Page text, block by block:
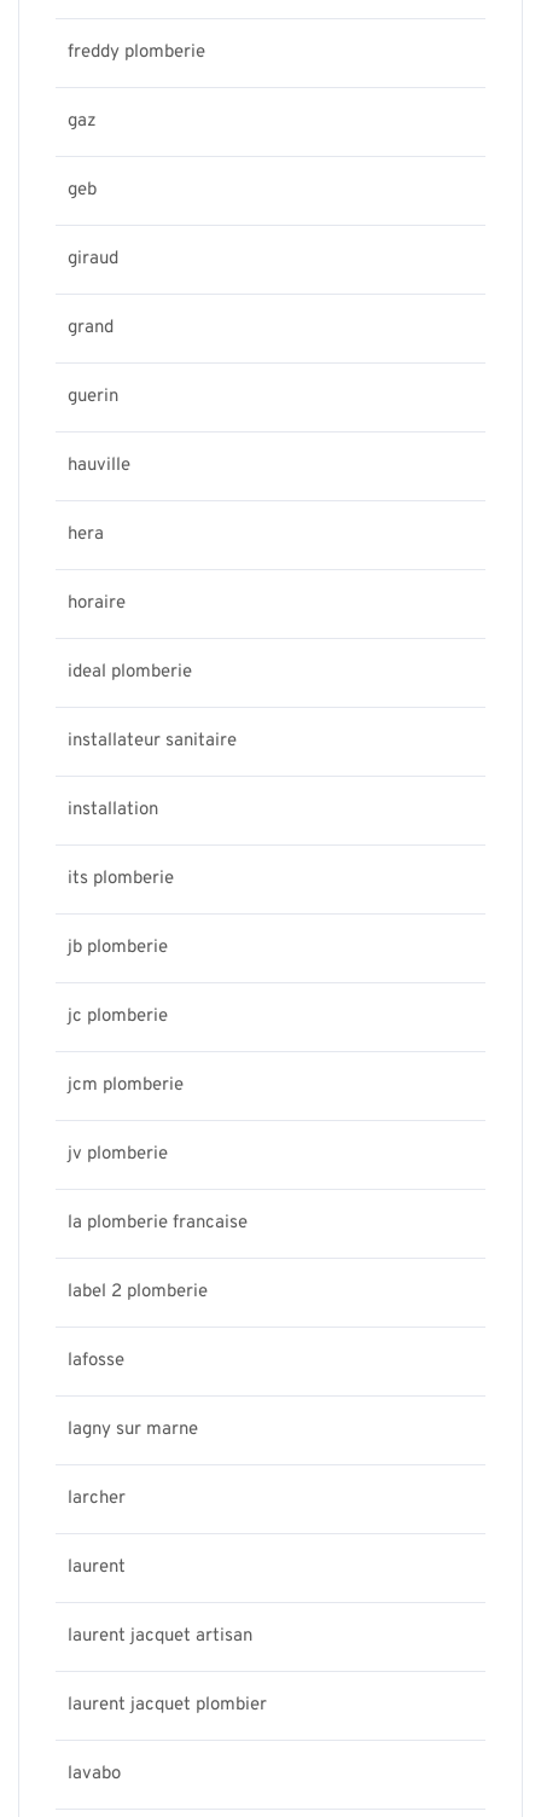
freddy plomberie
gaz
geb
giraud
grand
guerin
hauville
hera
horaire
ideal plomberie
installateur sanitaire
installation
its plomberie
jb plomberie
jc plomberie
jcm plomberie
jv plomberie
la plomberie francaise
label 2 plomberie
lafosse
lagny sur marne
larcher
laurent
laurent jacquet artisan
laurent jacquet plombier
lavabo